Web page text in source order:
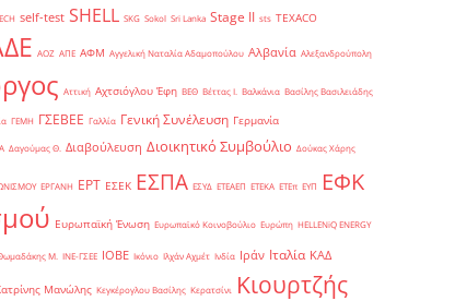
self-test SHELL SKG Sokol Sri Lanka Stage II sts TEXACO
ΑΟΖ ΑΠΕ ΑΦΜ Αγγελική Ναταλία Αδαμοπούλου Αλβανία Αλεξανδρούπολη
Αττική Αχτσιόγλου Έφη ΒΕΘ Βέττας Ι. Βαλκάνια Βασίλης Βασιλειάδης
ΓΕΜΗ ΓΣΕΒΕΕ Γαλλία Γενική Συνέλευση Γερμανία
Δαγούμας Θ. Διαβούλευση Διοικητικό Συμβούλιο Δούκας Χάρης
ΕΡΓΑΝΗ ΕΡΤ ΕΣΕΚ ΕΣΠΑ ΕΣΥΔ ΕΤΕΑΕΠ ΕΤΕΚΑ ΕΤΕπ ΕΥΠ ΕΦΚ
Ευρωπαϊκή Ένωση Ευρωπαϊκό Κοινοβούλιο Ευρώπη ΗELLENiQ ENERGY
Μ. ΙΝΕ-ΓΣΕΕ ΙΟΒΕ Ικόνιο Ιλχάν Αχμέτ Ινδία Ιράν Ιταλία ΚΑΔ
Μανώλης Κεγκέρογλου Βασίλης Κερατσίνι
Κιουρτζής